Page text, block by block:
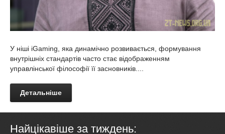
У ніші iGaming, яка динамічно розвивається, формування
внутрішніх стандартів часто стає відображенням
управлінської філософії її засновників....
Детальніше
Найцікавіше за тиждень: